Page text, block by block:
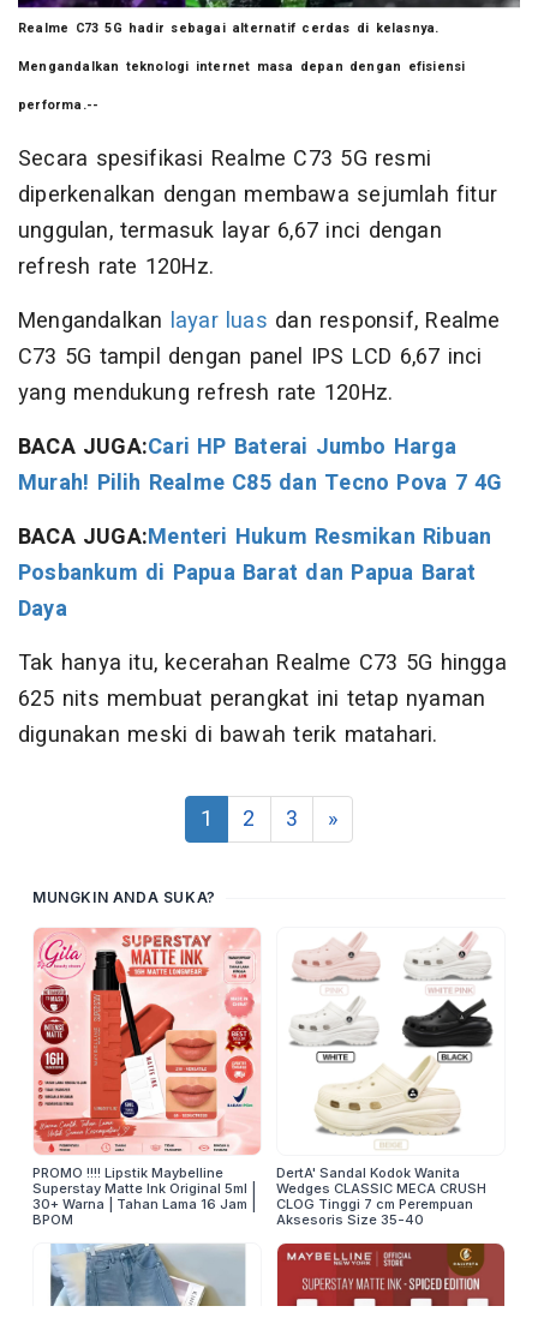
Realme C73 5G hadir sebagai alternatif cerdas di kelasnya.
Mengandalkan teknologi internet masa depan dengan efisiensi
performa.--
Secara spesifikasi Realme C73 5G resmi
diperkenalkan dengan membawa sejumlah fitur
unggulan, termasuk layar 6,67 inci dengan
refresh rate 120Hz.
Mengandalkan layar luas dan responsif, Realme
C73 5G tampil dengan panel IPS LCD 6,67 inci
yang mendukung refresh rate 120Hz.
BACA JUGA:Cari HP Baterai Jumbo Harga
Murah! Pilih Realme C85 dan Tecno Pova 7 4G
BACA JUGA:Menteri Hukum Resmikan Ribuan
Posbankum di Papua Barat dan Papua Barat
Daya
Tak hanya itu, kecerahan Realme C73 5G hingga
625 nits membuat perangkat ini tetap nyaman
digunakan meski di bawah terik matahari.
1 2 3 »